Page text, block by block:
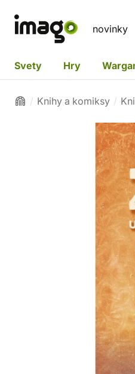
novinky
Svety Hry
Knihy a komiksy